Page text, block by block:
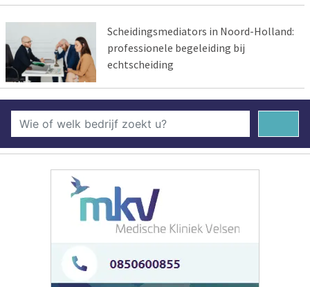
Scheidingsmediators in Noord-Holland:
professionele begeleiding bij
echtscheiding